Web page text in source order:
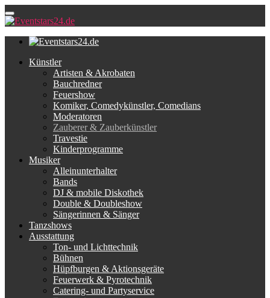
Künstler
Artisten & Akrobaten
Bauchredner
Feuershow
Komiker, Comedykünstler, Comedians
Moderatoren
Zauberer & Zauberkünstler
Travestie
Kinderprogramme
Musiker
Alleinunterhalter
Bands
DJ & mobile Diskothek
Double & Doubleshow
Sängerinnen & Sänger
Tanzshows
Ausstattung
Ton- und Lichttechnik
Bühnen
Hüpfburgen & Aktionsgeräte
Feuerwerk & Pyrotechnik
Catering- und Partyservice